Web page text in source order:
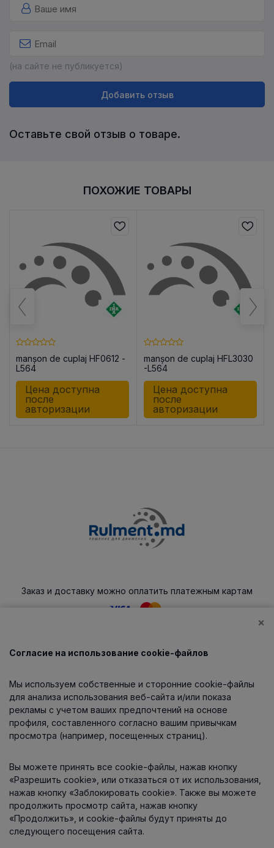
(на сайте не публикуется)
Добавить отзыв
Оставьте свой отзыв о товаре.
ПОХОЖИЕ ТОВАРЫ
manșon de cuplaj HF0612 -
L564
Цена доступна
после
авторизации
manșon de cuplaj HFL3030
-L564
Цена доступна
после
авторизации
Заказ и доставку можно оплатить платежным картам
Каталог
О компании
Информация
Контакты
×
Согласие на использование cookie-файлов
Мы используем собственные и сторонние cookie-файлы
для анализа использования веб-сайта и/или показа
рекламы с учетом ваших предпочтений на основе
профиля, составленного согласно вашим привычкам
просмотра (например, посещенных страниц).
Вы можете принять все cookie-файлы, нажав кнопку
«Разрешить cookie», или отказаться от их использования,
нажав кнопку «Заблокировать cookie». Также вы можете
продолжить просмотр сайта, нажав кнопку
«Продолжить», и cookie-файлы будут приняты до
следующего посещения сайта.